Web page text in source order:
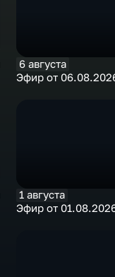
6 августа
Эфир от
1 августа
Эфир от